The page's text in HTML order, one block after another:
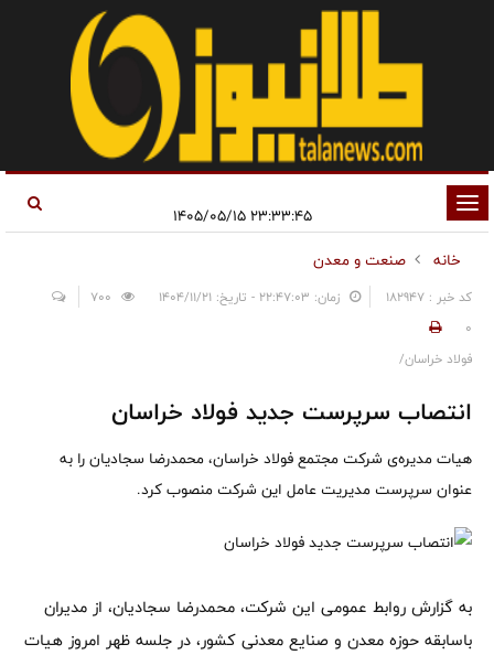
تغییر
وضعیت
ناوبری
۲۳:۳۳:۴۵ ۱۴۰۵/۰۵/۱۵
خانه
صنعت و معدن
کد خبر : 182947 زمان: ۲۲:۴۷:۰۳ - تاریخ: ۱۴۰۴/۱۱/۲۱
0
فولاد خراسان/
انتصاب سرپرست جدید فولاد خراسان
هیات مدیره‌ی شرکت مجتمع فولاد خراسان، محمدرضا سجادیان را به
عنوان سرپرست مدیریت عامل این شرکت منصوب کرد.
به گزارش روابط عمومی این شرکت، محمدرضا سجادیان، از مدیران
باسابقه حوزه معدن و صنایع معدنی کشور، در جلسه ظهر امروز هیات